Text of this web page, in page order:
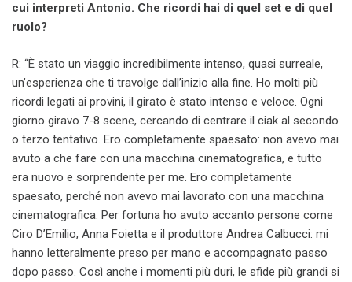
cui interpreti Antonio. Che ricordi hai di quel set e di quel
ruolo?
R: “È stato un viaggio incredibilmente intenso, quasi surreale,
un’esperienza che ti travolge dall’inizio alla fine. Ho molti più
ricordi legati ai provini, il girato è stato intenso e veloce. Ogni
giorno giravo 7-8 scene, cercando di centrare il ciak al secondo
o terzo tentativo. Ero completamente spaesato: non avevo mai
avuto a che fare con una macchina cinematografica, e tutto
era nuovo e sorprendente per me. Ero completamente
spaesato, perché non avevo mai lavorato con una macchina
cinematografica. Per fortuna ho avuto accanto persone come
Ciro D’Emilio, Anna Foietta e il produttore Andrea Calbucci: mi
hanno letteralmente preso per mano e accompagnato passo
dopo passo. Così anche i momenti più duri, le sfide più grandi si